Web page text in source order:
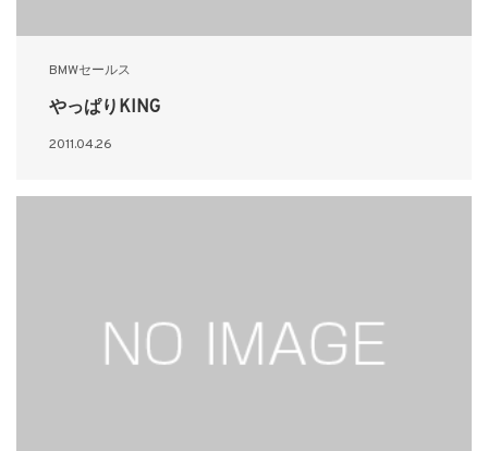
BMWセールス
やっぱりKING
2011.04.26